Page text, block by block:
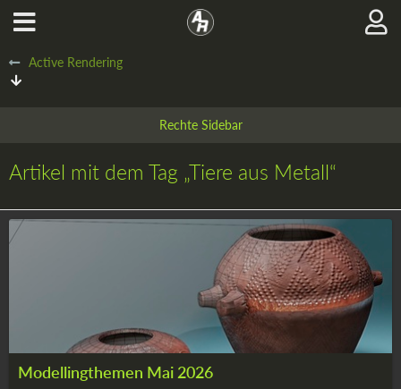
Active Rendering
Artikel mit dem Tag „Tiere aus Metall“
Modellingthemen Mai 2026